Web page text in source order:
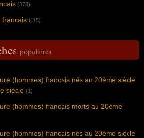
(378)
francais (115)
populaires
(hommes) francais nés au 20ème siècle
siècle (1)
(hommes) francais morts au 20ème
(hommes) francais nés au 20ème siècle